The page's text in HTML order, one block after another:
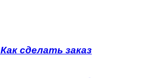
Как сделать заказ